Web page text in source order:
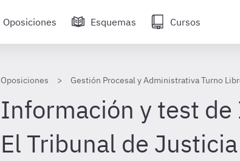
Oposiciones Esquemas Cursos
Oposiciones Gestión Procesal y Administrativa Turno
Información y test de
El Tribunal de